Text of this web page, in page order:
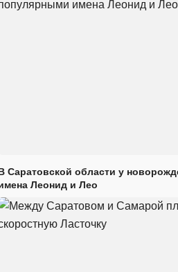
Саратовской области у
Леонид и Лео